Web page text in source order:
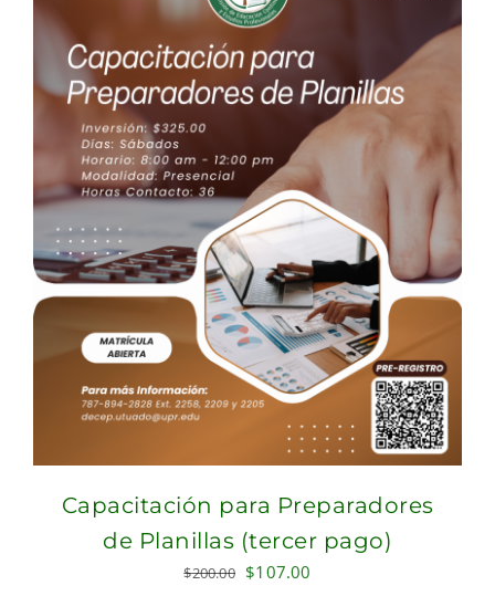
Capacitación para Preparadores
de Planillas (tercer pago)
$200.00 Original
$107.00